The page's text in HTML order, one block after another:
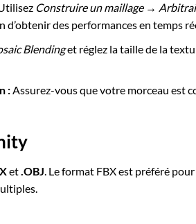
Construire un maillage →
des performances en temps
Blendinget réglez la taille de la
:Assurez-vous que votre morceau est
et.OBJ. Le format FBX est préféré